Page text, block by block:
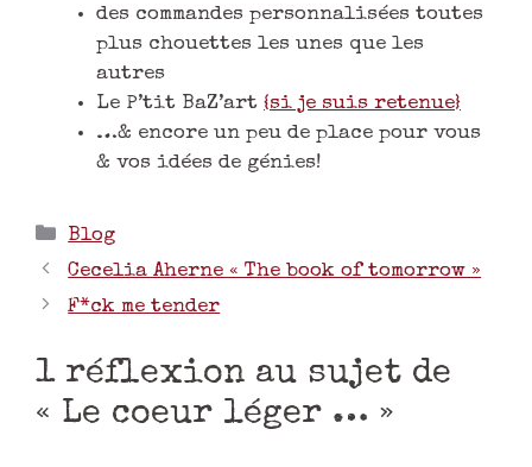
des commandes personnalisées toutes
plus chouettes les unes que les
autres
Le P’tit BaZ’art {si je suis retenue}
…& encore un peu de place pour vous
& vos idées de génies!
Blog
Cecelia Aherne « The book of tomorrow »
F*ck me tender
1 réflexion au sujet de
« Le coeur léger … »